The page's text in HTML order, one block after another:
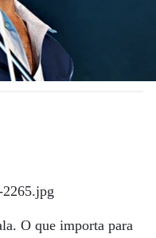
O que importa para